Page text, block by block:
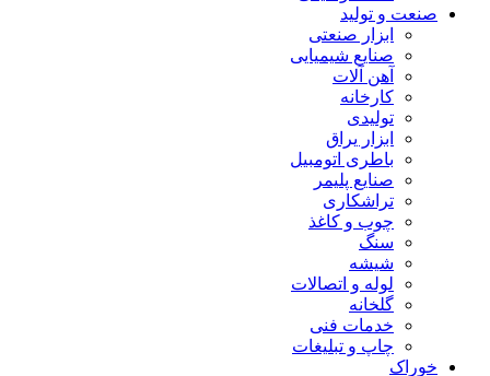
صنعت و تولید
ابزار صنعتی
صنایع شیمیایی
آهن آلات
کارخانه
تولیدی
ابزار یراق
باطری اتومبیل
صنایع پلیمر
تراشکاری
چوب و کاغذ
سنگ
شیشه
لوله و اتصالات
گلخانه
خدمات فنی
چاپ و تبلیغات
خوراک